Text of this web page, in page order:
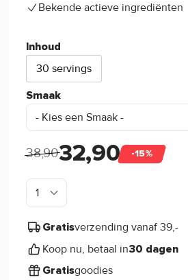
Bekende actieve ingrediënten
Inhoud
30 servings
Smaak
38,9032,90 -15%
Gratisverzending vanaf 39,-
Koop nu, betaal in30 dagen
Gratisgoodies